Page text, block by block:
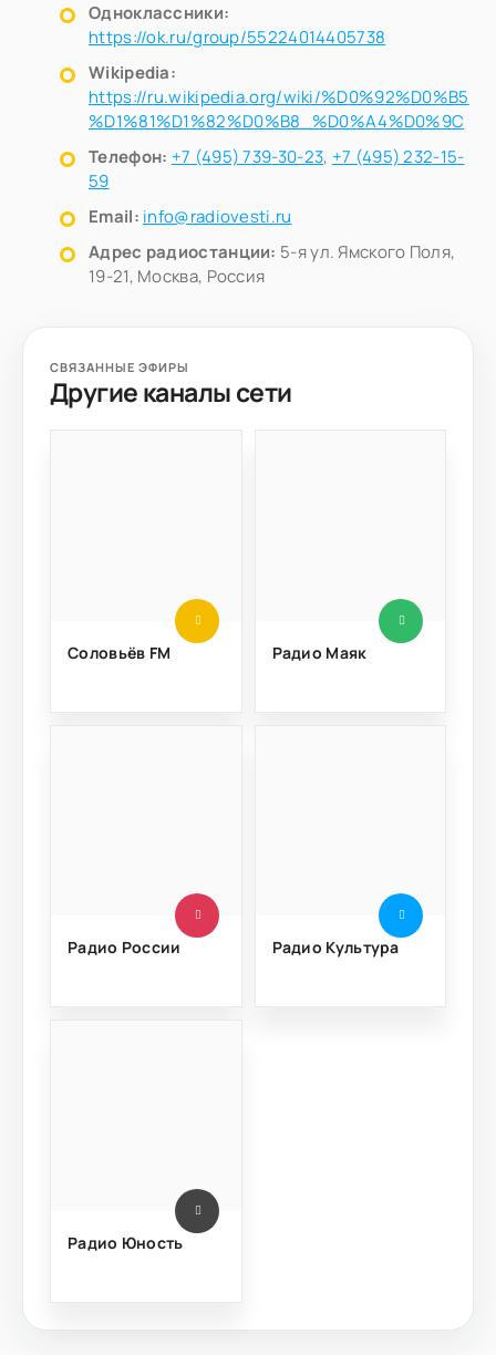
Одноклассники:
https://ok.ru/group/55224014405738
Wikipedia:
https://ru.wikipedia.org/wiki/%D0%92%D0%B5
%D1%81%D1%82%D0%B8_%D0%A4%D0%9C
Телефон: +7 (495) 739-30-23, +7 (495) 232-15-
59
Email: info@radiovesti.ru
Адрес радиостанции: 5-я ул. Ямского Поля,
19-21, Москва, Россия
СВЯЗАННЫЕ ЭФИРЫ
Другие каналы сети
Соловьёв FM Радио Маяк
Радио России Радио Культура
Радио Юность